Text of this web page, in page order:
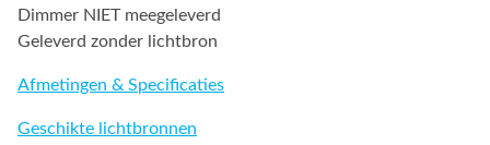
Dimmer NIET meegeleverd
Geleverd zonder lichtbron
Afmetingen & Specificaties
Geschikte lichtbronnen